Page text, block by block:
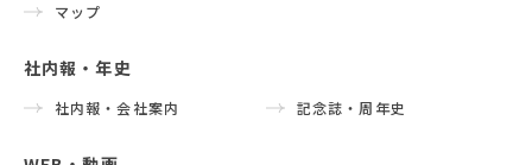
マップ
社内報・年史
社内報・会社案内 記念誌・周年史